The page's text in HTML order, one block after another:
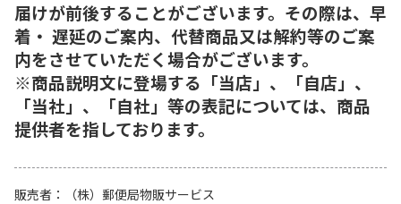
届けが前後することがございます。その際は、早
着・ 遅延のご案内、代替商品又は解約等のご案
内をさせていただく場合がございます。
※商品説明文に登場する「当店」、「自店」、
「当社」、「自社」等の表記については、商品
提供者を指しております。
販売者
（株）郵便局物販サービス